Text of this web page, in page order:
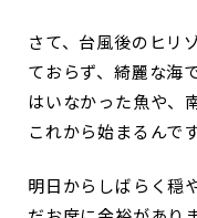
さて、台風後のヒリ
ておらず、綺麗な海
はいなかった魚や、
これから始まるんで
明日からしばらく穏